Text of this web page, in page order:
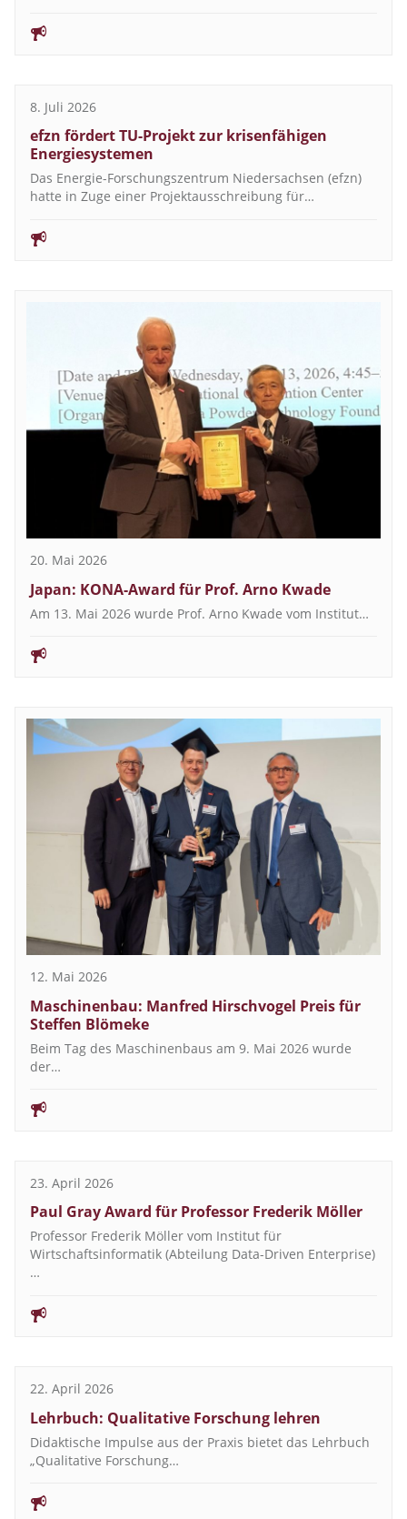
8. Juli 2026
efzn fördert TU-Projekt zur krisenfähigen
Energiesystemen
Das Energie-Forschungszentrum Niedersachsen (efzn)
hatte in Zuge einer Projektausschreibung für…
20. Mai 2026
Japan: KONA-Award für Prof. Arno Kwade
Am 13. Mai 2026 wurde Prof. Arno Kwade vom Institut…
12. Mai 2026
Maschinenbau: Manfred Hirschvogel Preis für
Steffen Blömeke
Beim Tag des Maschinenbaus am 9. Mai 2026 wurde
der…
23. April 2026
Paul Gray Award für Professor Frederik Möller
Professor Frederik Möller vom Institut für
Wirtschaftsinformatik (Abteilung Data-Driven Enterprise)
…
22. April 2026
Lehrbuch: Qualitative Forschung lehren
Didaktische Impulse aus der Praxis bietet das Lehrbuch
„Qualitative Forschung…